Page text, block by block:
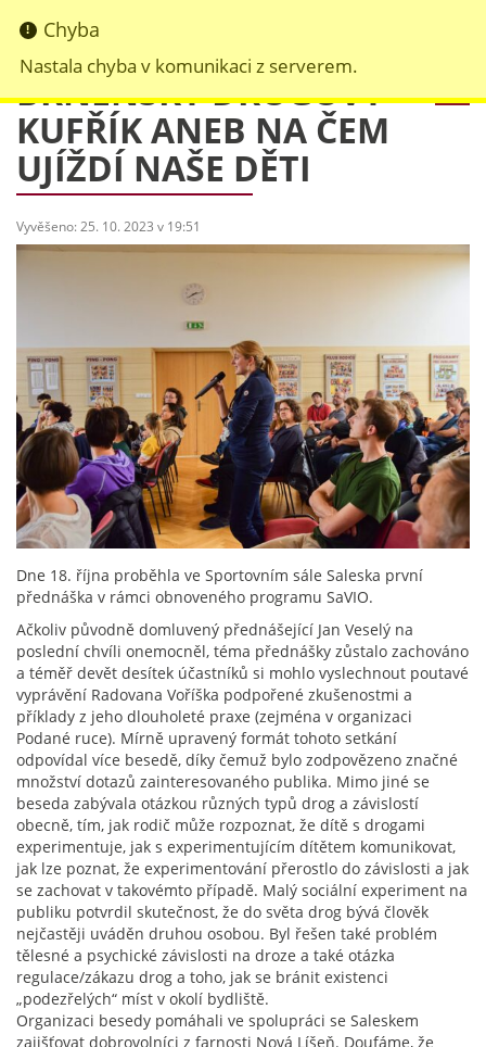
BRNĚNSKÝ DROGOVÝ
KUFŘÍK ANEB NA ČEM
UJÍŽDÍ NAŠE DĚTI
Vyvěšeno: 25. 10. 2023 v 19:51
Dne 18. října proběhla ve Sportovním sále Saleska první
přednáška v rámci obnoveného programu SaVIO.
Ačkoliv původně domluvený přednášející Jan Veselý na
poslední chvíli onemocněl, téma přednášky zůstalo zachováno
a téměř devět desítek účastníků si mohlo vyslechnout poutavé
vyprávění Radovana Voříška podpořené zkušenostmi a
příklady z jeho dlouholeté praxe (zejména v organizaci
Podané ruce). Mírně upravený formát tohoto setkání
odpovídal více besedě, díky čemuž bylo zodpovězeno značné
množství dotazů zainteresovaného publika. Mimo jiné se
beseda zabývala otázkou různých typů drog a závislostí
obecně, tím, jak rodič může rozpoznat, že dítě s drogami
experimentuje, jak s experimentujícím dítětem komunikovat,
jak lze poznat, že experimentování přerostlo do závislosti a jak
se zachovat v takovémto případě. Malý sociální experiment na
publiku potvrdil skutečnost, že do světa drog bývá člověk
nejčastěji uváděn druhou osobou. Byl řešen také problém
tělesné a psychické závislosti na droze a také otázka
regulace/zákazu drog a toho, jak se bránit existenci
„podezřelých“ míst v okolí bydliště.
Organizaci besedy pomáhali ve spolupráci se Saleskem
zajišťovat dobrovolníci z farnosti Nová Líšeň. Doufáme, že